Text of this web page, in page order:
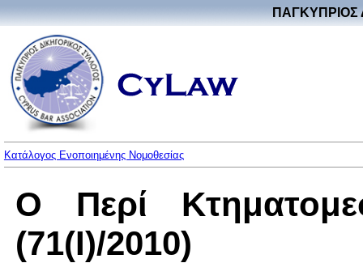
ΠΑΓΚΥΠΡΙΟΣ
Κατάλογος Ενοποιημένης Νομοθεσίας
Ο Περί
(71(I)/2010)